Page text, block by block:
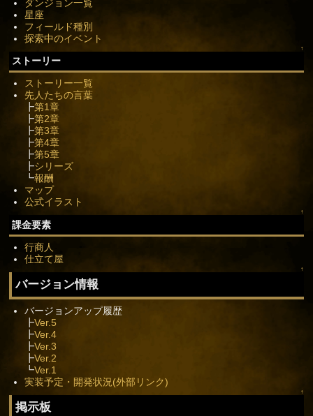
ダンジョン一覧
星座
フィールド種別
探索中のイベント
↑
ストーリー
ストーリー一覧
先人たちの言葉
┣第1章
┣第2章
┣第3章
┣第4章
┣第5章
┣シリーズ
┗報酬
マップ
公式イラスト
↑
課金要素
行商人
仕立て屋
↑
バージョン情報
バージョンアップ履歴
┣Ver.5
┣Ver.4
┣Ver.3
┣Ver.2
┗Ver.1
実装予定・開発状況(外部リンク)
↑
掲示板